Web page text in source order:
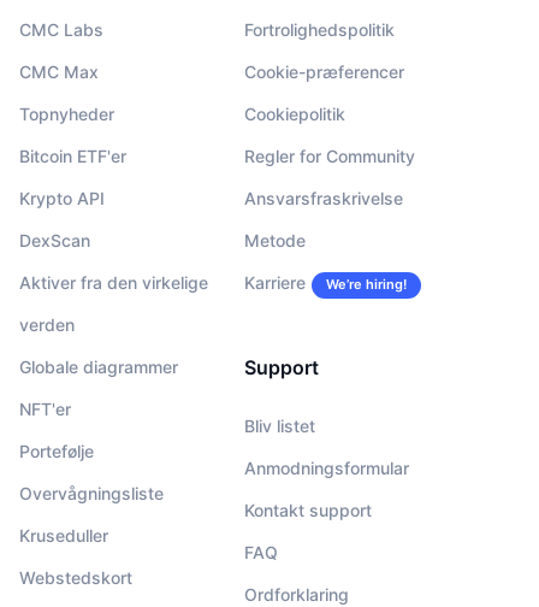
CMC Labs
CMC Max
Topnyheder
Bitcoin ETF'er
Krypto API
DexScan
Aktiver fra den virkelige
verden
Globale diagrammer
NFT'er
Portefølje
Overvågningsliste
Kruseduller
Webstedskort
Fortrolighedspolitik
Cookie-præferencer
Cookiepolitik
Regler for Community
Ansvarsfraskrivelse
Metode
Karriere We’re hiring!
Support
Bliv listet
Anmodningsformular
Kontakt support
FAQ
Ordforklaring